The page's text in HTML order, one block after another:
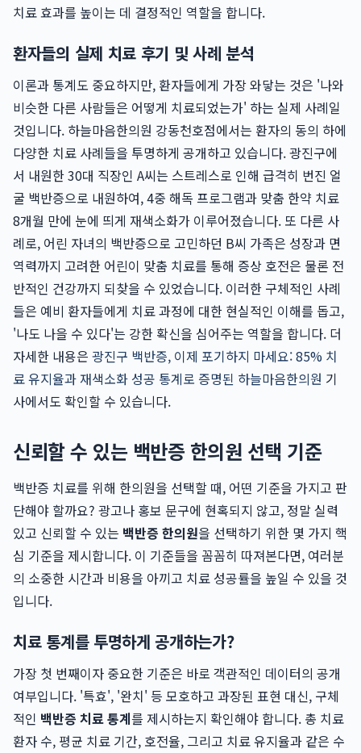
치료 효과를 높이는 데 결정적인 역할을 합니다.
환자들의 실제 치료 후기 및 사례 분석
이론과 통계도 중요하지만, 환자들에게 가장 와닿는 것은 '나와
비슷한 다른 사람들은 어떻게 치료되었는가' 하는 실제 사례일
것입니다. 하늘마음한의원 강동천호점에서는 환자의 동의 하에
다양한 치료 사례들을 투명하게 공개하고 있습니다. 광진구에
서 내원한 30대 직장인 A씨는 스트레스로 인해 급격히 번진 얼
굴 백반증으로 내원하여, 4중 해독 프로그램과 맞춤 한약 치료
8개월 만에 눈에 띄게 재색소화가 이루어졌습니다. 또 다른 사
례로, 어린 자녀의 백반증으로 고민하던 B씨 가족은 성장과 면
역력까지 고려한 어린이 맞춤 치료를 통해 증상 호전은 물론 전
반적인 건강까지 되찾을 수 있었습니다. 이러한 구체적인 사례
들은 예비 환자들에게 치료 과정에 대한 현실적인 이해를 돕고,
'나도 나을 수 있다'는 강한 확신을 심어주는 역할을 합니다. 더
자세한 내용은 광진구 백반증, 이제 포기하지 마세요: 85% 치
료 유지율과 재색소화 성공 통계로 증명된 하늘마음한의원 기
사에서도 확인할 수 있습니다.
신뢰할 수 있는 백반증 한의원 선택 기준
백반증 치료를 위해 한의원을 선택할 때, 어떤 기준을 가지고 판
단해야 할까요? 광고나 홍보 문구에 현혹되지 않고, 정말 실력
있고 신뢰할 수 있는 백반증 한의원을 선택하기 위한 몇 가지 핵
심 기준을 제시합니다. 이 기준들을 꼼꼼히 따져본다면, 여러분
의 소중한 시간과 비용을 아끼고 치료 성공률을 높일 수 있을 것
입니다.
치료 통계를 투명하게 공개하는가?
가장 첫 번째이자 중요한 기준은 바로 객관적인 데이터의 공개
여부입니다. '특효', '완치' 등 모호하고 과장된 표현 대신, 구체
적인 백반증 치료 통계를 제시하는지 확인해야 합니다. 총 치료
환자 수, 평균 치료 기간, 호전율, 그리고 치료 유지율과 같은 수